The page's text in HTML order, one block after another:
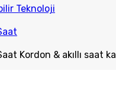
Teknoloji
Kordon & akıllı saat